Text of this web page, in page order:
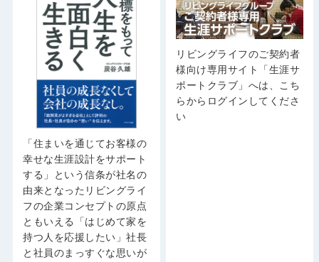
「住まいを通じてお客様の
幸せな生涯設計をサポート
する」という信条が社名の
由来となったリビングライ
フの企業コンセプトの原点
ともいえる「はじめて家を
持つ人を応援したい」社長
と社員のまっすぐな思いが
リビングライフのご契約者
様向け専用サイト「生涯サ
ポートクラブ」へは、こち
らからログインしてくださ
い